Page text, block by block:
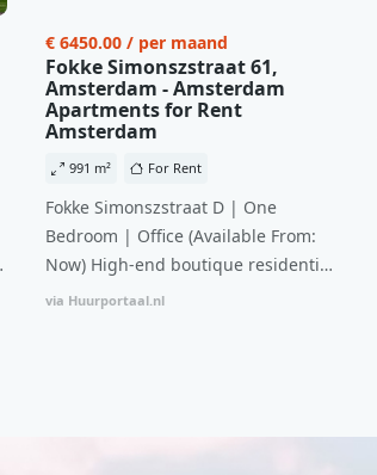
€ 6450.00 / per maand
Fokke Simonszstraat 61,
Amsterdam - Amsterdam
Apartments for Rent
Amsterdam
991 m² For Rent
Fokke Simonszstraat D | One
Bedroom | Office (Available From:
Now) High-end boutique residential
complex in De Pijp feautring an
via Huurportaal.nl